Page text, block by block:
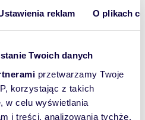
reklam O plikach
Twoich danych
przetwarzamy Twoje
korzystając z takich
w celu wyświetlania
i treści, analizowania tychże,
do kontaktu
1173 pokaż telefon
aby